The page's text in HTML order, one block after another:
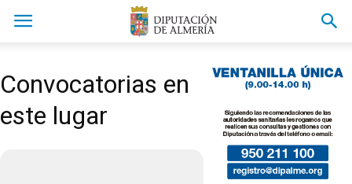
Convocatorias en
este lugar